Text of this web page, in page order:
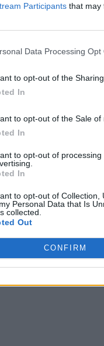
Participants that may
Data Processing Opt
to opt-out of the
In
to opt-out of the Sale of
In
to opt-out of
In
to opt-out of Collection,
Personal Data that Is
collected.
Out
CONFIRM
vară, după ”cazul Pașca –
Un fost consilier al lui